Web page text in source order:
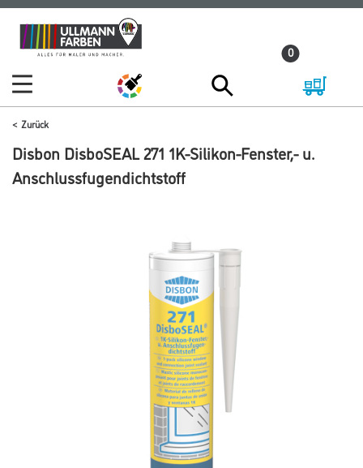
Zum
Inhalt
Zum
Navigationsmenü
0
Zurück
Disbon DisboSEAL 271 1K-Silikon-Fenster,- u.
Anschlussfugendichtstoff